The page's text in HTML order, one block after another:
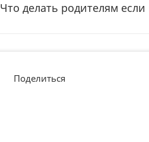
Что делать родителям
Поделиться